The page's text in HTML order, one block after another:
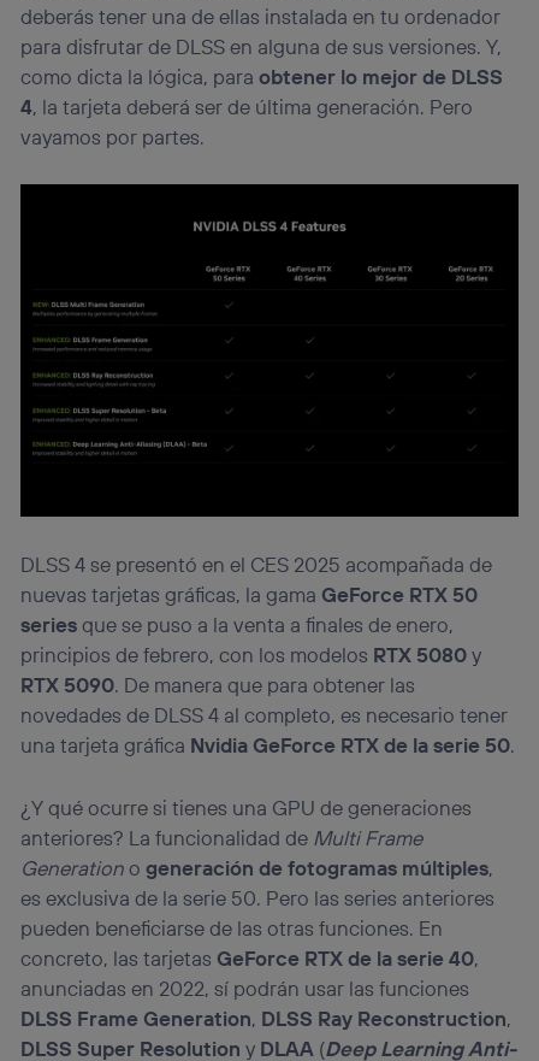
deberás tener una de ellas instalada en tu ordenador
para disfrutar de DLSS en alguna de sus versiones. Y,
como dicta la lógica, para obtener lo mejor de DLSS
4, la tarjeta deberá ser de última generación. Pero
vayamos por partes.
DLSS 4 se presentó en el CES 2025 acompañada de
nuevas tarjetas gráficas, la gama GeForce RTX 50
seriesque se puso a la venta a finales de enero,
principios de febrero, con los modelos RTX 5080y
RTX 5090. De manera que para obtener las
novedades de DLSS 4 al completo, es necesario tener
una tarjeta gráfica Nvidia GeForce RTX de la serie 50.
¿Y qué ocurre si tienes una GPU de generaciones
anteriores? La funcionalidad de Multi Frame
Generationogeneración de fotogramas múltiples,
es exclusiva de la serie 50. Pero las series anteriores
pueden beneficiarse de las otras funciones. En
concreto, las tarjetas GeForce RTX de la serie 40,
anunciadas en 2022, sí podrán usar las funciones
DLSS Frame Generation, DLSS Ray Reconstruction,
DLSS Super Resolution y DLAA (Deep Learning Anti-